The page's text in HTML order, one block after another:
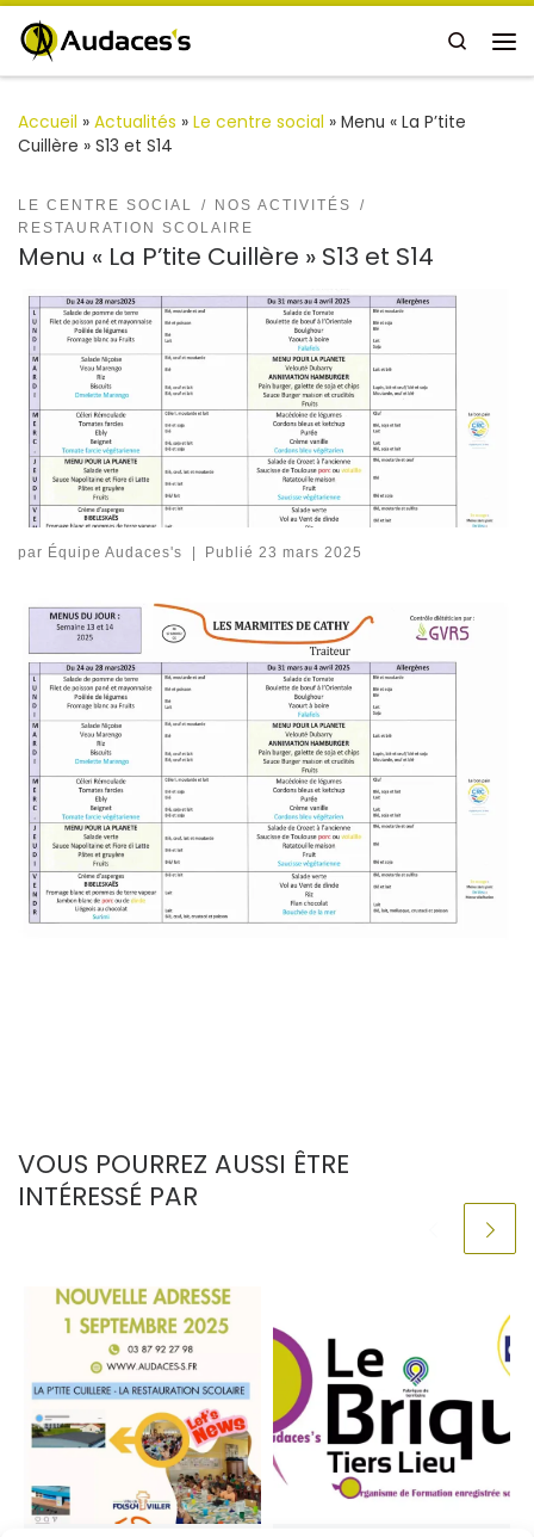
Passer au contenu
Search
Accueil » Actualités » Le centre social » Menu « La P’tite
Cuillère » S13 et S14
LE CENTRE SOCIAL
NOS ACTIVITÉS
RESTAURATION SCOLAIRE
Menu « La P’tite Cuillère » S13 et S14
par Équipe Audaces's | Publié 23 mars 2025
VOUS POURREZ AUSSI ÊTRE
INTÉRESSÉ PAR